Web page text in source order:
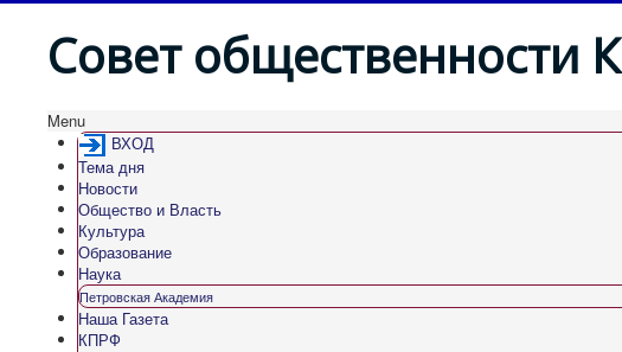
Совет общественности
Menu
ВХОД
Тема дня
Новости
Общество и Власть
Культура
Образование
Наука
Петровская Академия
Наша Газета
КПРФ